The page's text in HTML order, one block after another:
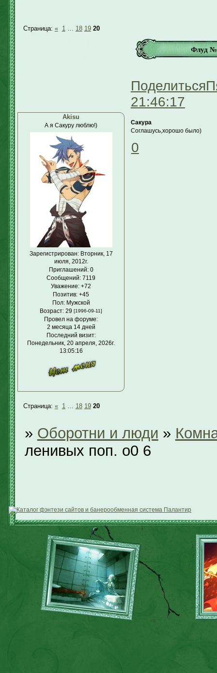
Флуд
Страница: « 1 … 18 19 20
Поделиться
21:46:17
Akisu
А я Сакуру люблю!)
Зарегистрирован: Вторник, 17
июля, 2012г.
Приглашений:0
Сообщений: 7119
Уважение: +72
Позитив: +45
Пол:Мужской
Возраст: 29[1996-09-11]
Провел на форуме:
2 месяца 14 дней
Последний визит:
Понедельник, 20 апреля, 2026г.
13:05:16
Сакура
Соглашусь,хорошо было)
0
Страница: « 1 … 18 19 20
» Оборотни и люди »
ленивых поп. о0 6